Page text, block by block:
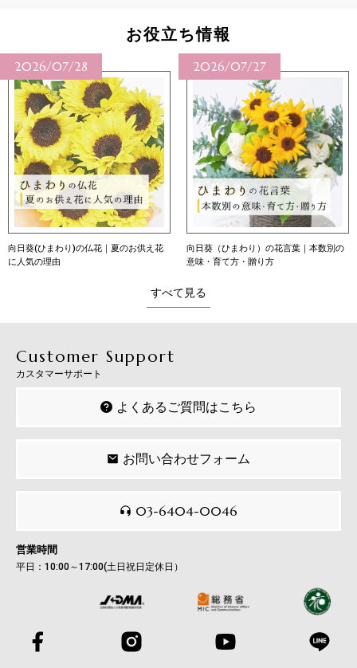
お役立ち情報
2026/07/28
向日葵(ひまわり)の仏花｜夏のお供え花
に人気の理由
2026/07/27
向日葵（ひまわり）の花言葉｜本数別の
意味・育て方・贈り方
すべて見る
Customer Support
カスタマーサポート
よくあるご質問はこちら
お問い合わせフォーム
03-6404-0046
営業時間
平日：10:00～17:00(土日祝日定休日）